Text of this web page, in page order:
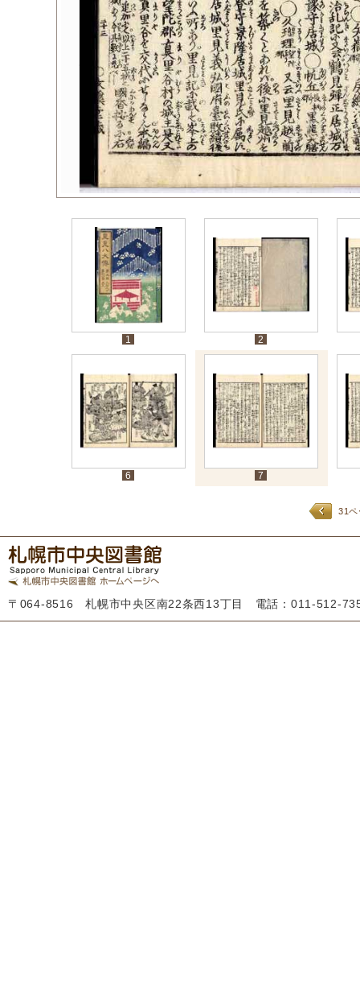
1 2
6 7
31ペ
〒064-8516 札幌市中央区南22条西13丁目 電話：011-512-